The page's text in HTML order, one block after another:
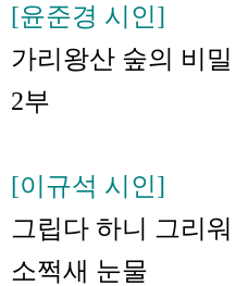
[윤준경 시인]
가리왕산 숲의 비밀
2부
[이규석 시인]
그립다 하니 그리워
소쩍새 눈물